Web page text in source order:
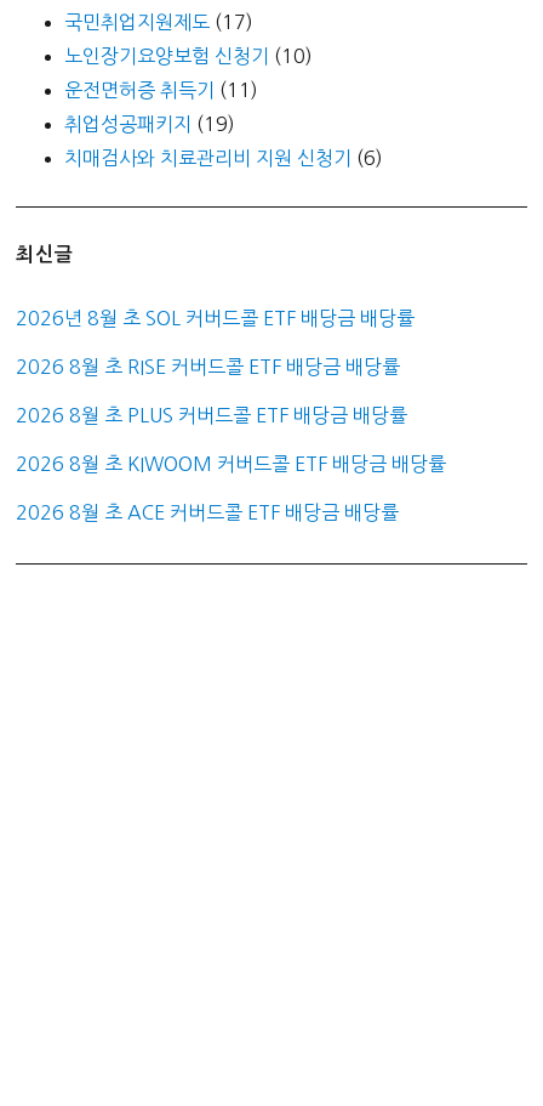
국민취업지원제도 (17)
노인장기요양보험 신청기
(10)
운전면허증 취득기
(11)
취업성공패키지
(19)
치매검사와 치료관리비 지원 신청기
(6)
최신글
2026년 8월 초 SOL 커버드콜 ETF 배당금 배당률
2026 8월 초 RISE 커버드콜 ETF 배당금 배당률
2026 8월 초 PLUS 커버드콜 ETF 배당금 배당률
2026 8월 초 KIWOOM 커버드콜 ETF 배당금 배당률
2026 8월 초 ACE 커버드콜 ETF 배당금 배당률